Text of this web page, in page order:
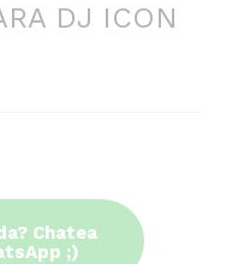
DJ ICON
Chatea
;)